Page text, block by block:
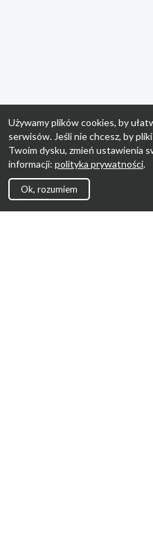
Używamy plików cookies, by
serwisów. Jeśli nie chcesz, by
Twoim dysku, zmień ustawienia
informacji: polityka prywatności.
Ok, rozumiem